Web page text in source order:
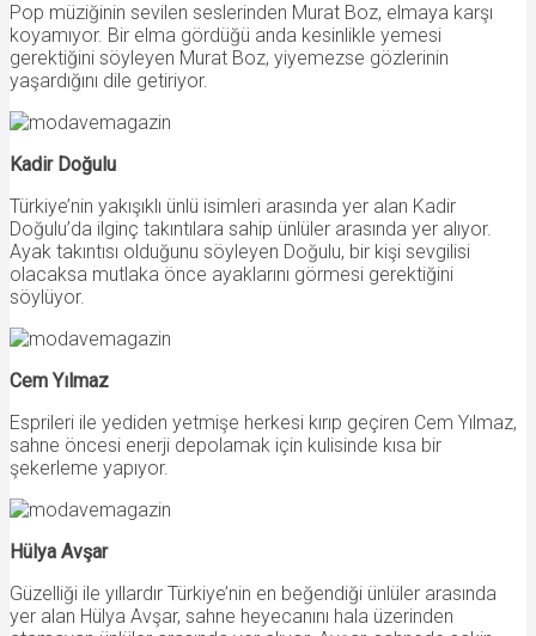
Pop müziğinin sevilen seslerinden Murat Boz, elmaya karşı
koyamıyor. Bir elma gördüğü anda kesinlikle yemesi
gerektiğini söyleyen Murat Boz, yiyemezse gözlerinin
yaşardığını dile getiriyor.
Kadir Doğulu
Türkiye’nin yakışıklı ünlü isimleri arasında yer alan Kadir
Doğulu’da ilginç takıntılara sahip ünlüler arasında yer alıyor.
Ayak takıntısı olduğunu söyleyen Doğulu, bir kişi sevgilisi
olacaksa mutlaka önce ayaklarını görmesi gerektiğini
söylüyor.
Cem Yılmaz
Esprileri ile yediden yetmişe herkesi kırıp geçiren Cem Yılmaz,
sahne öncesi enerji depolamak için kulisinde kısa bir
şekerleme yapıyor.
Hülya Avşar
Güzelliği ile yıllardır Türkiye’nin en beğendiği ünlüler arasında
yer alan Hülya Avşar, sahne heyecanını hala üzerinden